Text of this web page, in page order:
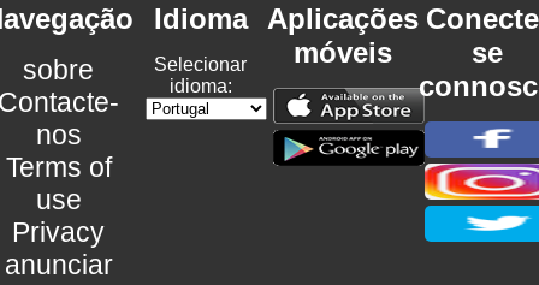
sobre
nos
Terms of
use
Privacy
anunciar
Idioma
Selecionar
idioma:
Aplicações
móveis
se